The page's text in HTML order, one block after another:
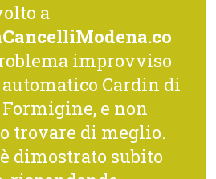
a
improvviso
Cardin di
Formigine, e non
trovare di meglio.
dimostrato subito